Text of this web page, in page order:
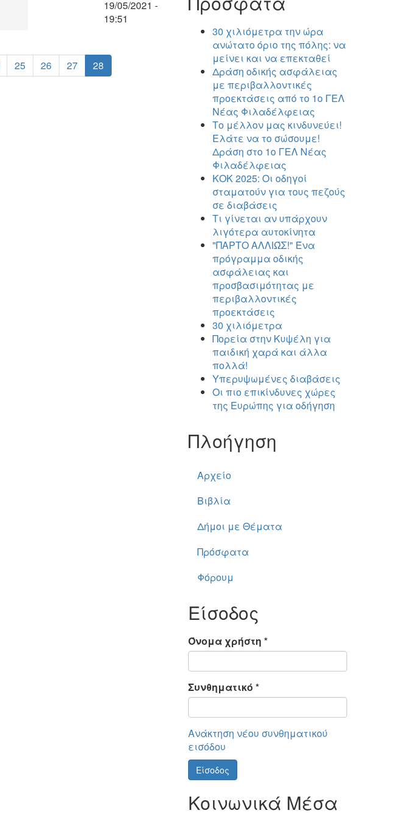
19/05/2021 -
19:51
25 26 27 28
30 χιλιόμετρα την ώρα
ανώτατο όριο της πόλης: να
μείνει και να επεκταθεί
Δράση οδικής ασφάλειας
με περιβαλλοντικές
προεκτάσεις από το 1ο ΓΕΛ
Νέας Φιλαδέλφειας
Το μέλλον μας κινδυνεύει!
Ελάτε να το σώσουμε!
Δράση στο 1ο ΓΕΛ Νέας
Φιλαδέλφειας
ΚΟΚ 2025: Οι οδηγοί
σταματούν για τους πεζούς
σε διαβάσεις
Τι γίνεται αν υπάρχουν
λιγότερα αυτοκίνητα
"ΠΑΡΤΟ ΑΛΛΙΏΣ!" Ένα
πρόγραμμα οδικής
ασφάλειας και
προσβασιμότητας με
περιβαλλοντικές
προεκτάσεις
30 χιλιόμετρα
Πορεία στην Κυψέλη για
παιδική χαρά και άλλα
πολλά!
Υπερυψωμένες διαβάσεις
Οι πιο επικίνδυνες χώρες
της Ευρώπης για οδήγηση
Πλοήγηση
Αρχείο
Βιβλία
Δήμοι με Θέματα
Πρόσφατα
Φόρουμ
Είσοδος
Όνομα χρήστη *
Συνθηματικό *
Ανάκτηση νέου συνθηματικού
εισόδου
Είσοδος
Κοινωνικά Μέσα